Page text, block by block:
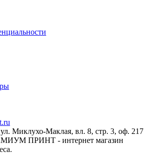
Миклухо-Маклая, вл. 8, стр. 3, оф. 217
ПРИНТ - интернет магазин